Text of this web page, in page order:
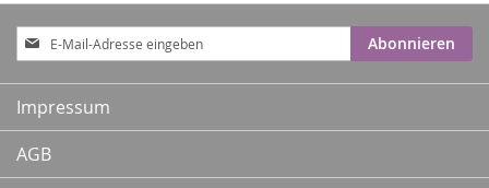
Anmeldung
zum
Newsletter:
Abonnieren
Impressum
AGB